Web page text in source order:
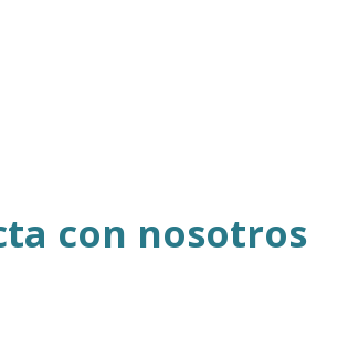
con nosotros